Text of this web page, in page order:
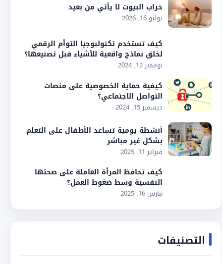
خراب البيوت لا يأتي من بعيد
يوليو 16, 2026
كيف تستخدم تكنولبوجيا التوأم الرقمي
لخلق نماذج واقعية للأشياء قبل تصنيعها؟
نوفمبر 12, 2024
كيفية حماية الخصوصية على منصات
التواصل الاجتماعي؟
ديسمبر 15, 2024
أنشطة يومية تساعد الأطفال على التعلم
بشكل غير مباشر
فبراير 11, 2025
كيف تحافظ المرأة العاملة على صحتها
النفسية وسط ضغوط العمل؟
مارس 16, 2025
التصنيفات